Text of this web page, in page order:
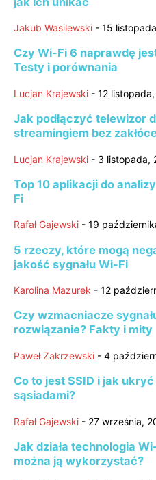
Jakub Wasilewski - 15
Czy Wi-Fi 6 naprawdę
Testy i porównania
Lucjan Krajewski - 12
Jak podłączyć telewizor
streamingiem bez
Lucjan Krajewski - 3 listopada,
Top 10 aplikacji do
Fi
Rafał Gajewski - 19
5 rzeczy, które mogą
jakość sygnału Wi-Fi
Karolina Mazurek - 12
Czy wzmacniacze
rozwiązanie? Fakty i mity
Paweł Zakrzewski - 4
Co to jest SSID i jak
sąsiadami?
Rafał Gajewski - 27 września,
Jak działa technologia
można ją wykorzystać?